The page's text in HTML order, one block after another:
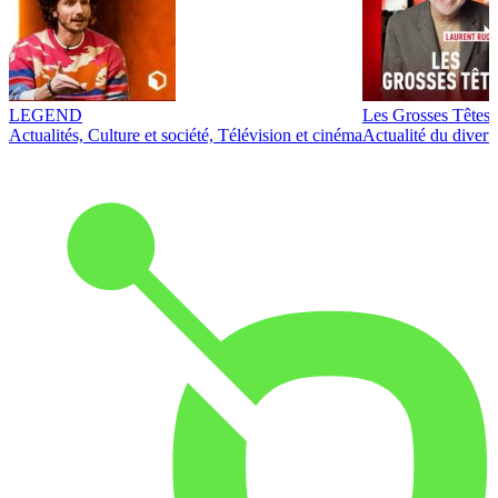
LEGEND
Actualités, Culture et société, Télévision et cinéma
Les Grosses Têtes
Actualité du